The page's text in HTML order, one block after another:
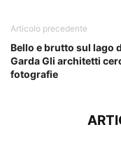
Articolo precedente
Bello e brutto sul lago
Garda Gli architetti
fotografie